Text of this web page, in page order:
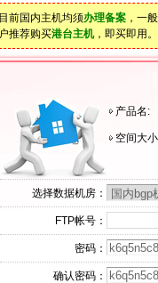
目前国内主机均须办理备案 ，一
推荐购买港台主机，即买即用
产品名:
空间大
选择数据机房：
FTP帐号：
密码：
确认密码：